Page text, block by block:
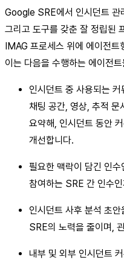
Google SRE에서 인시던트 관
그리고 도구를 갖춘 잘 정립된
IMAG 프로세스 위에 에이전트
이는 다음을 수행하는 에이전
인시던트 중 사용되는
채팅 공간, 영상, 추적 문
요약해, 인시던트 동안
개선합니다.
필요한 맥락이 담긴 인
참여하는 SRE 간 인수
인시던트 사후 분석 초
SRE의 노력을 줄이며,
내부 및 외부 인시던트